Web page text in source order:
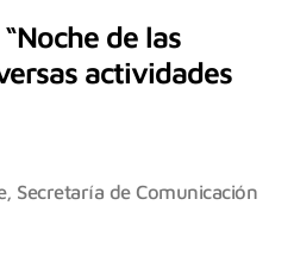
de las
actividades
, Secretaría de Comunicación